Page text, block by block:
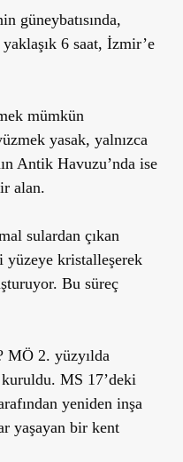
güneybatısında,
6 saat, İzmir’e
mümkün
yasak, yalnızca
Antik Havuzu’nda ise
alan.
sulardan çıkan
kristalleşerek
Bu süreç
MÖ 2. yüzyılda
MS 17’deki
yeniden inşa
yaşayan bir kent